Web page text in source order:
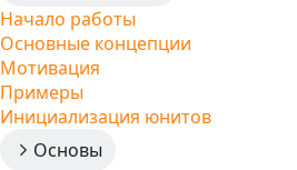
Начало работы
Основные концепции
Мотивация
Примеры
Инициализация юнитов
Основы